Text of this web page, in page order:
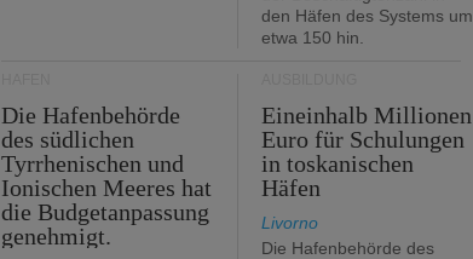
den Häfen des Systems um
etwa 150 hin.
Die Hafenbehörde
des südlichen
Tyrrhenischen und
Ionischen Meeres hat
die Budgetanpassung
genehmigt.
Eineinhalb Millionen
Euro für Schulungen
in toskanischen
Häfen
Livorno
Die Hafenbehörde des